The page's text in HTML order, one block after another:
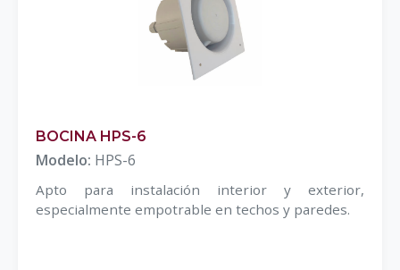
BOCINA HPS-6
Modelo: HPS-6
Apto para instalación interior y exterior,
especialmente empotrable en techos y paredes.